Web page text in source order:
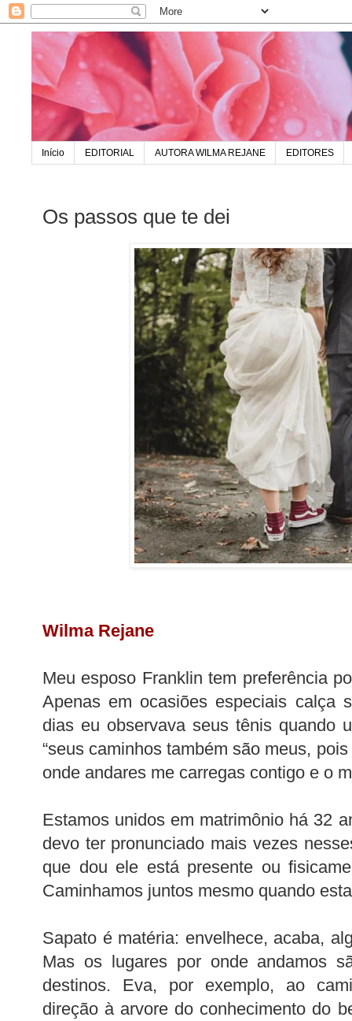
Início EDITORIAL AUTORA WILMA REJANE EDITORES
Os passos que te dei
Wilma Rejane
Meu esposo Franklin tem preferência
Apenas em ocasiões especiais calça
dias eu observava seus tênis quando
“seus caminhos também são meus,
onde andares me carregas contigo e o
Estamos unidos em matrimônio há 32
devo ter pronunciado mais vezes
que dou ele está presente ou
Caminhamos juntos mesmo quando
Sapato é matéria: envelhece, acaba,
Mas os lugares por onde andamos
destinos. Eva, por exemplo, ao
direção à arvore do conhecimento do